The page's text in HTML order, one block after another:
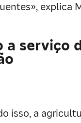
explica
a serviço
isso, a